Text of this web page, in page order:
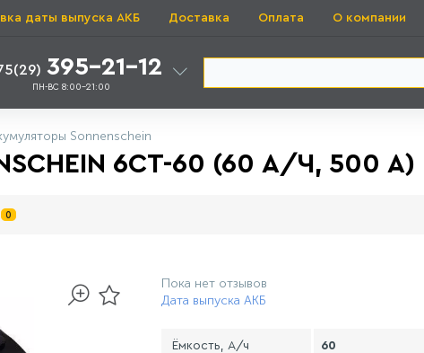
даты выпуска АКБ Доставка Оплата О компании
395-21-12
ПН-ВС 8:00-21:00
Sonnenschein
6СТ-60 (60 А/Ч, 500 А)
0
Пока нет отзывов
Дата выпуска АКБ
Ёмкость, А/ч 60